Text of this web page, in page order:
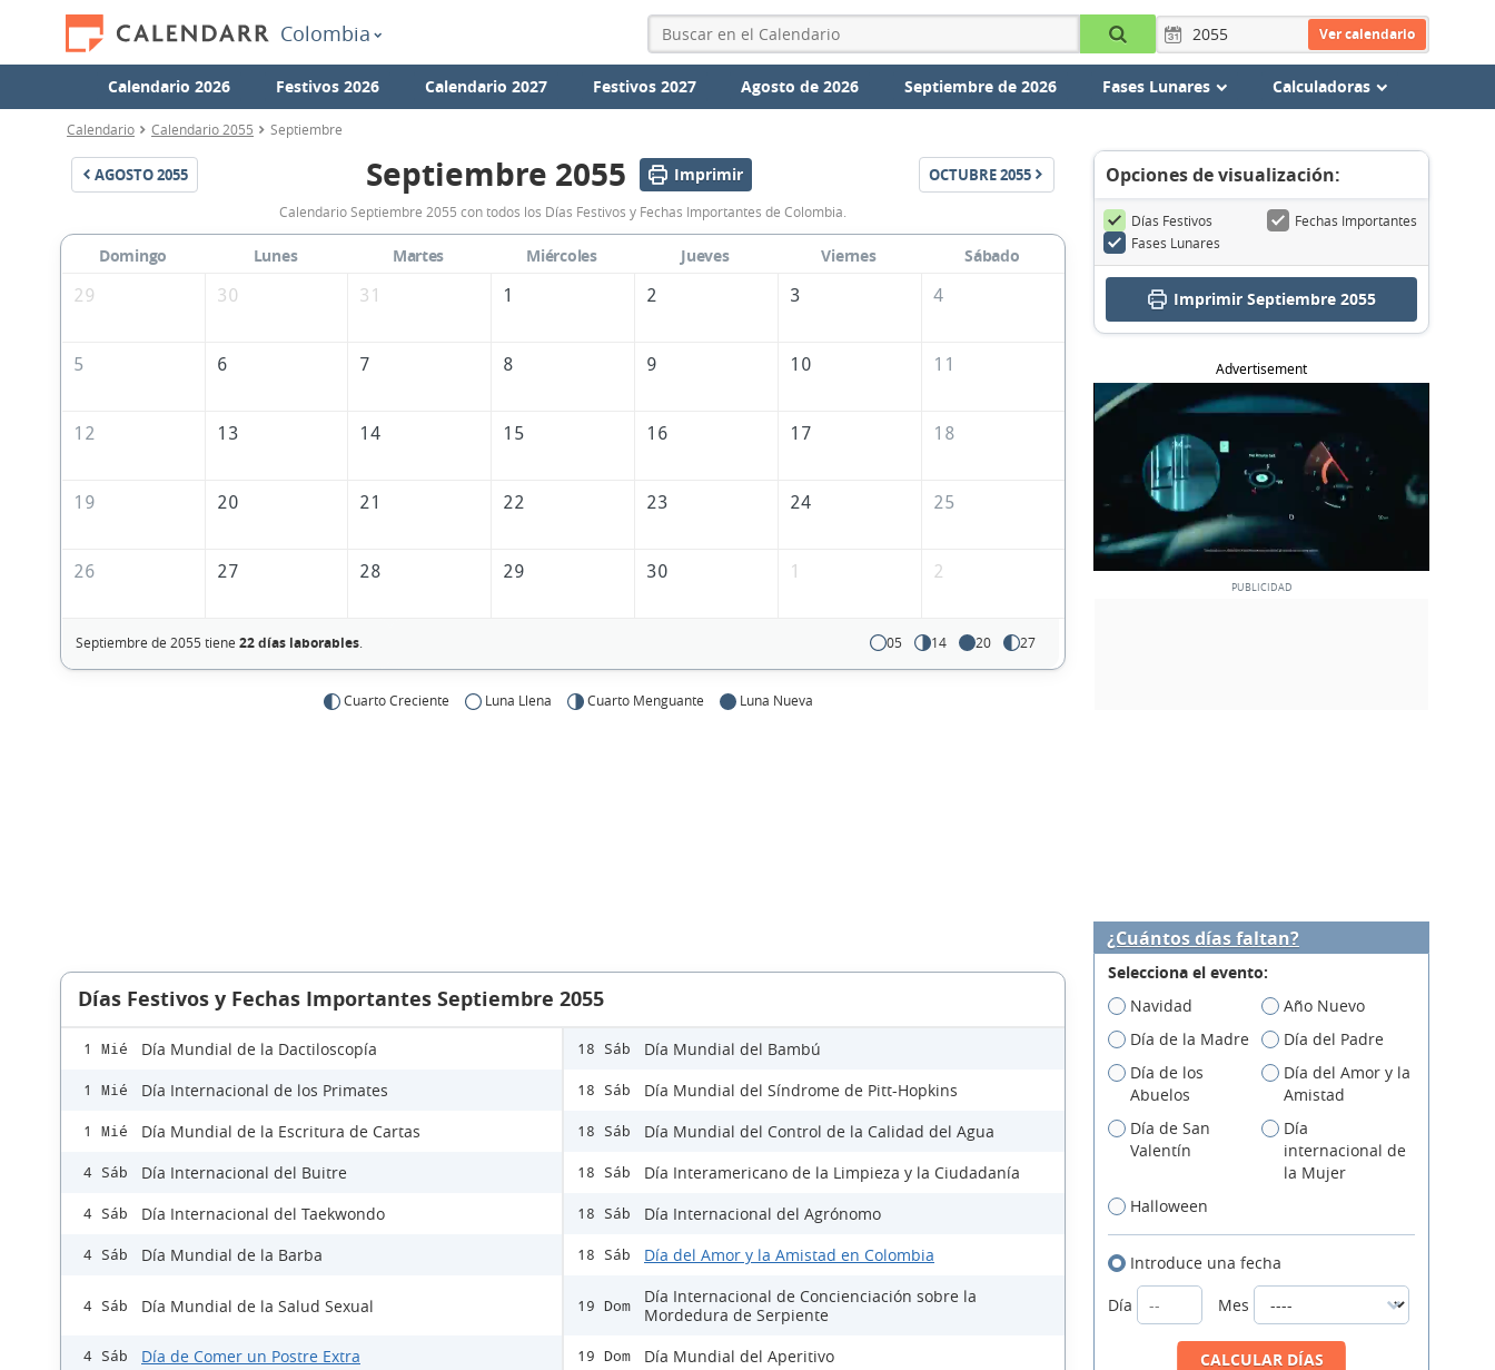
Colombia Ver calendario
Calendario 2026 Festivos 2026 Calendario 2027 Festivos 2027 Agosto de 2026 Septiembre de 2026 Fases Lunares Calculadoras
Calendario Calendario 2055 Septiembre
AGOSTO2055
Calendario
Septiembre
2055
Colombia
Septiembre 2055 Imprimir OCTUBRE2055
Calendario Septiembre 2055 con todos los Días Festivos y Fechas Importantes de Colombia.
Domingo Lunes Martes Miércoles Jueves Viernes
Sábado
29
30 31 1 2 3 4
5 6 7 8 9 10 11
12 13 14 15 16 17 18
19 20 21 22 23 24 25
26 27 28 29 30 1 2
Septiembre de 2055 tiene 22 días laborables. 05 14 20 27
Cuarto Creciente Luna Llena Cuarto Menguante Luna Nueva
Opciones de visualización:
Días Festivos
Fechas Importantes
Fases Lunares
Imprimir Septiembre 2055
Advertisement
Días Festivos y Fechas Importantes Septiembre 2055
1 Mié Día Mundial de la Dactiloscopía
1 Mié Día Internacional de los Primates
1 Mié Día Mundial de la Escritura de Cartas
4 Sáb Día Internacional del Buitre
4 Sáb Día Internacional del Taekwondo
4 Sáb Día Mundial de la Barba
4 Sáb Día Mundial de la Salud Sexual
4 Sáb Día de Comer un Postre Extra
18 Sáb Día Mundial del Bambú
18 Sáb Día Mundial del Síndrome de Pitt-Hopkins
18 Sáb Día Mundial del Control de la Calidad del Agua
18 Sáb Día Interamericano de la Limpieza y la Ciudadanía
18 Sáb Día Internacional del Agrónomo
18 Sáb Día del Amor y la Amistad en Colombia
19 Dom
Día Internacional de Concienciación sobre la
Mordedura de Serpiente
19 Dom Día Mundial del Aperitivo
¿Cuántos días faltan?
Selecciona el evento:
Navidad
Año Nuevo
Día de la Madre
Día del Padre
Día de los
Abuelos
Día del Amor y la
Amistad
Día de San
Valentín
Día
internacional de
la Mujer
Halloween
Introduce una fecha
Día
Mes